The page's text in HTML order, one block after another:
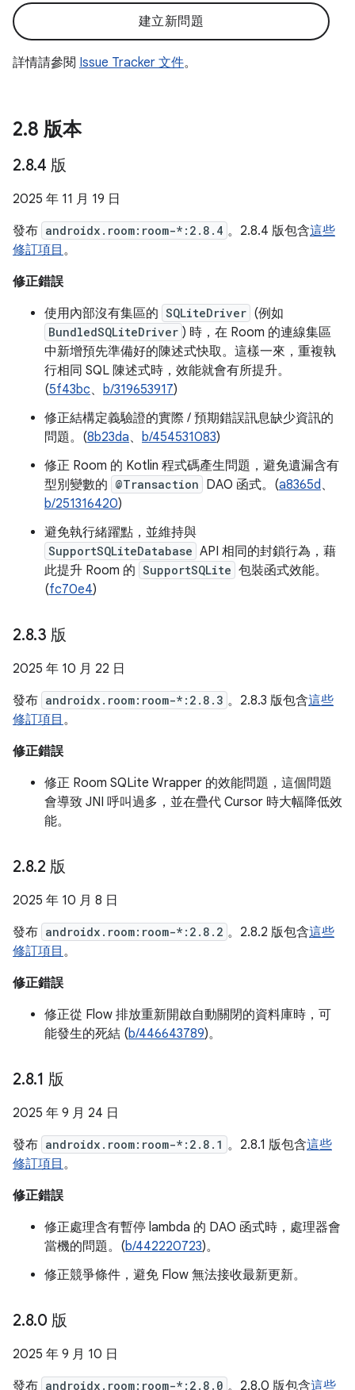
建立新問題
詳情請參閱 Issue Tracker 文件。
2.8 版本
2.8.4 版
2025 年 11 月 19 日
發布 androidx.room:room-*:2.8.4 。2.8.4 版包含這些
修訂項目 。
修正錯誤
使用內部沒有集區的 SQLiteDriver (例如
BundledSQLiteDriver ) 時，在 Room 的連線集區
中新增預先準備好的陳述式快取。這樣一來，重複執
行相同 SQL 陳述式時，效能就會有所提升。
(5f43bc、 b/319653917)
修正結構定義驗證的實際 / 預期錯誤訊息缺少資訊的
問題。(8b23da、 b/454531083)
修正 Room 的 Kotlin 程式碼產生問題，避免遺漏含有
型別變數的 @Transaction DAO 函式。(a8365d、
b/251316420)
避免執行緒躍點，並維持與
SupportSQLiteDatabase API 相同的封鎖行為，藉
此提升 Room 的 SupportSQLite 包裝函式效能。
(fc70e4)
2.8.3 版
2025 年 10 月 22 日
發布 androidx.room:room-*:2.8.3 。2.8.3 版包含這些
修訂項目 。
修正錯誤
修正 Room SQLite Wrapper 的效能問題，這個問題
會導致 JNI 呼叫過多，並在疊代 Cursor 時大幅降低效
能。
2.8.2 版
2025 年 10 月 8 日
發布 androidx.room:room-*:2.8.2 。2.8.2 版包含這些
修訂項目 。
修正錯誤
修正從 Flow 排放重新開啟自動關閉的資料庫時，可
能發生的死結 (b/446643789)。
2.8.1 版
2025 年 9 月 24 日
發布 androidx.room:room-*:2.8.1 。2.8.1 版包含這些
修訂項目 。
修正錯誤
修正處理含有暫停 lambda 的 DAO 函式時，處理器會
當機的問題。(b/442220723)。
修正競爭條件，避免 Flow 無法接收最新更新。
2.8.0 版
2025 年 9 月 10 日
發布 androidx.room:room-*:2.8.0 。2.8.0 版包含這些